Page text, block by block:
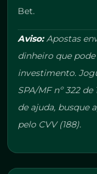
Bet.
Aviso:Apostas
dinheiro que pode
investimento.
SPA/MF nº 322
de ajuda, busque
pelo CVV (188).